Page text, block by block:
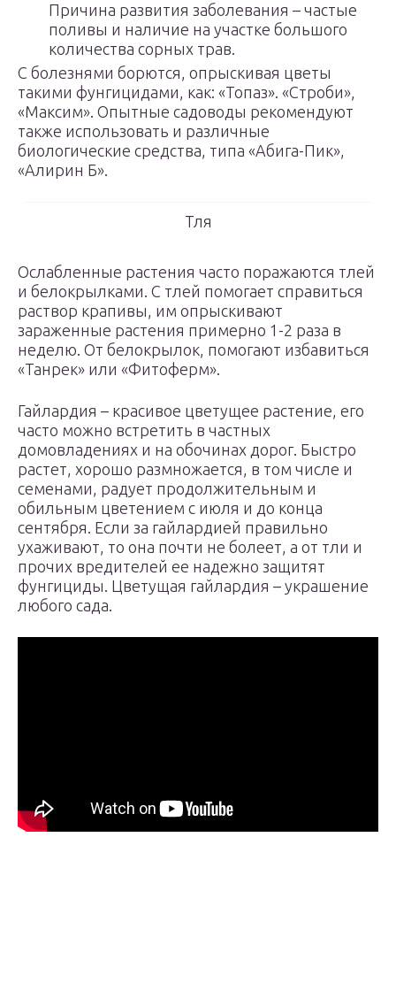
Причина развития заболевания – частые
поливы и наличие на участке большого
количества сорных трав.
С болезнями борются, опрыскивая цветы
такими фунгицидами, как: «Топаз». «Строби»,
«Максим». Опытные садоводы рекомендуют
также использовать и различные
биологические средства, типа «Абига-Пик»,
«Алирин Б».
Тля
Ослабленные растения часто поражаются тлей
и белокрылками. С тлей помогает справиться
раствор крапивы, им опрыскивают
зараженные растения примерно 1-2 раза в
неделю. От белокрылок, помогают избавиться
«Танрек» или «Фитоферм».
Гайлардия – красивое цветущее растение, его
часто можно встретить в частных
домовладениях и на обочинах дорог. Быстро
растет, хорошо размножается, в том числе и
семенами, радует продолжительным и
обильным цветением с июля и до конца
сентября. Если за гайлардией правильно
ухаживают, то она почти не болеет, а от тли и
прочих вредителей ее надежно защитят
фунгициды. Цветущая гайлардия – украшение
любого сада.